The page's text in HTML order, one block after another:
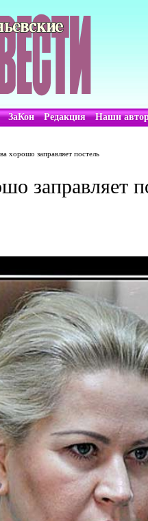
ЗаКон Редакция Наши
хорошо заправляет постель
заправляет